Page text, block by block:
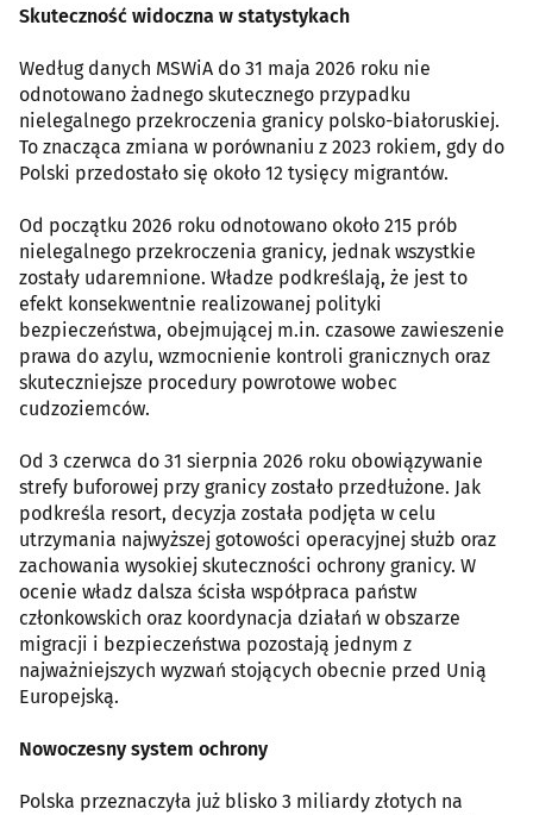
Skuteczność widoczna w statystykach
Według danych MSWiA do 31 maja 2026 roku nie
odnotowano żadnego skutecznego przypadku
nielegalnego przekroczenia granicy polsko-białoruskiej.
To znacząca zmiana w porównaniu z 2023 rokiem, gdy do
Polski przedostało się około 12 tysięcy migrantów.
Od początku 2026 roku odnotowano około 215 prób
nielegalnego przekroczenia granicy, jednak wszystkie
zostały udaremnione. Władze podkreślają, że jest to
efekt konsekwentnie realizowanej polityki
bezpieczeństwa, obejmującej m.in. czasowe zawieszenie
prawa do azylu, wzmocnienie kontroli granicznych oraz
skuteczniejsze procedury powrotowe wobec
cudzoziemców.
Od 3 czerwca do 31 sierpnia 2026 roku obowiązywanie
strefy buforowej przy granicy zostało przedłużone. Jak
podkreśla resort, decyzja została podjęta w celu
utrzymania najwyższej gotowości operacyjnej służb oraz
zachowania wysokiej skuteczności ochrony granicy. W
ocenie władz dalsza ścisła współpraca państw
członkowskich oraz koordynacja działań w obszarze
migracji i bezpieczeństwa pozostają jednym z
najważniejszych wyzwań stojących obecnie przed Unią
Europejską.
Nowoczesny system ochrony
Polska przeznaczyła już blisko 3 miliardy złotych na